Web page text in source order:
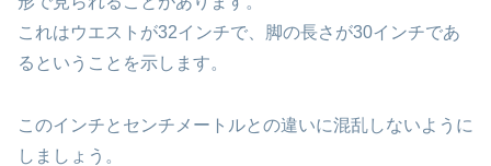
これはウエストが32インチで、脚の長さが30インチであ
るということを示します。
このインチとセンチメートルとの違いに混乱しないように
しましょう。